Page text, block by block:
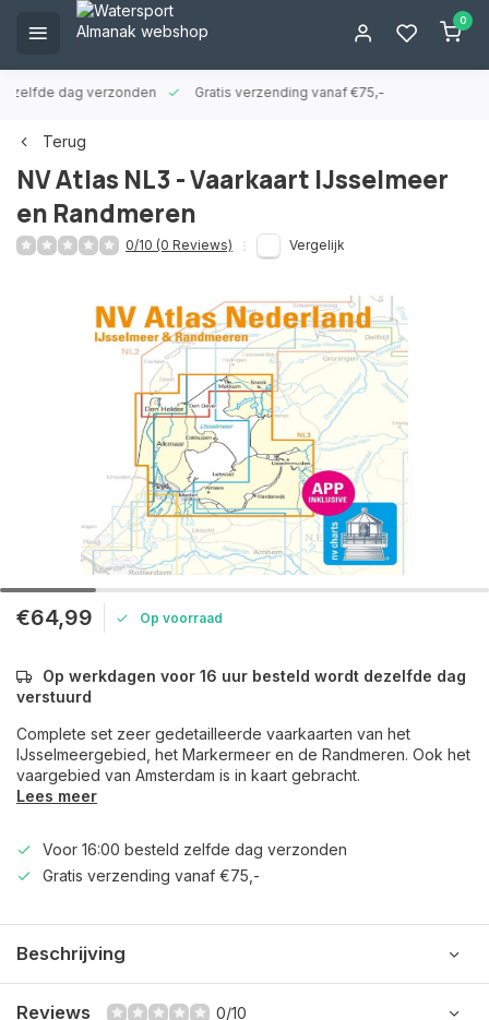
0
zelfde dag verzonden Gratis verzending vanaf €75,-
Terug
NV Atlas NL3 - Vaarkaart IJsselmeer
en Randmeren
0/10 (0 Reviews) Vergelijk
€64,99 Op voorraad
Op werkdagen voor 16 uur besteld wordt dezelfde dag
verstuurd
Complete set zeer gedetailleerde vaarkaarten van het
IJsselmeergebied, het Markermeer en de Randmeren. Ook het
vaargebied van Amsterdam is in kaart gebracht.
Lees meer
Voor 16:00 besteld zelfde dag verzonden
Gratis verzending vanaf €75,-
Beschrijving
Reviews 0/10